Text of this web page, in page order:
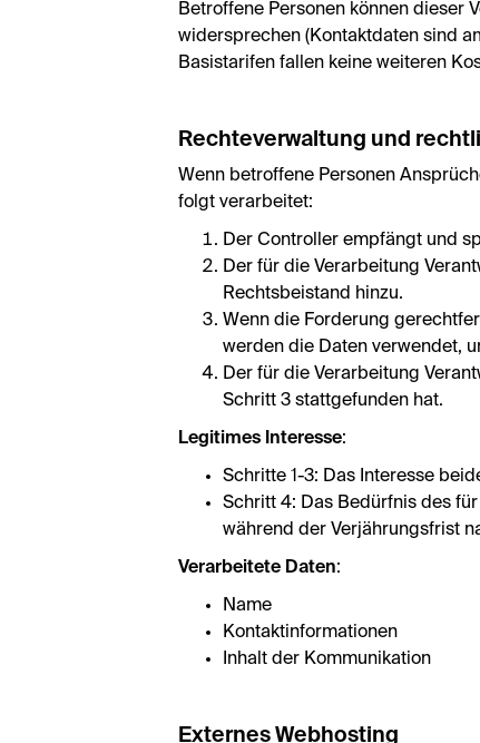
Betroffene Personen können dieser
widersprechen (Kontaktdaten sind
Basistarifen fallen keine weiteren
Rechteverwaltung und
Wenn betroffene Personen
folgt verarbeitet:
Der Controller empfängt und
Der für die Verarbeitung
Rechtsbeistand hinzu.
Wenn die Forderung
werden die Daten verwendet,
Der für die Verarbeitung
Schritt 3 stattgefunden hat.
Legitimes Interesse:
Schritte 1-3: Das Interesse
Schritt 4: Das Bedürfnis des
während der Verjährungsfrist
Verarbeitete Daten:
Name
Kontaktinformationen
Inhalt der Kommunikation
Externes Webhosting